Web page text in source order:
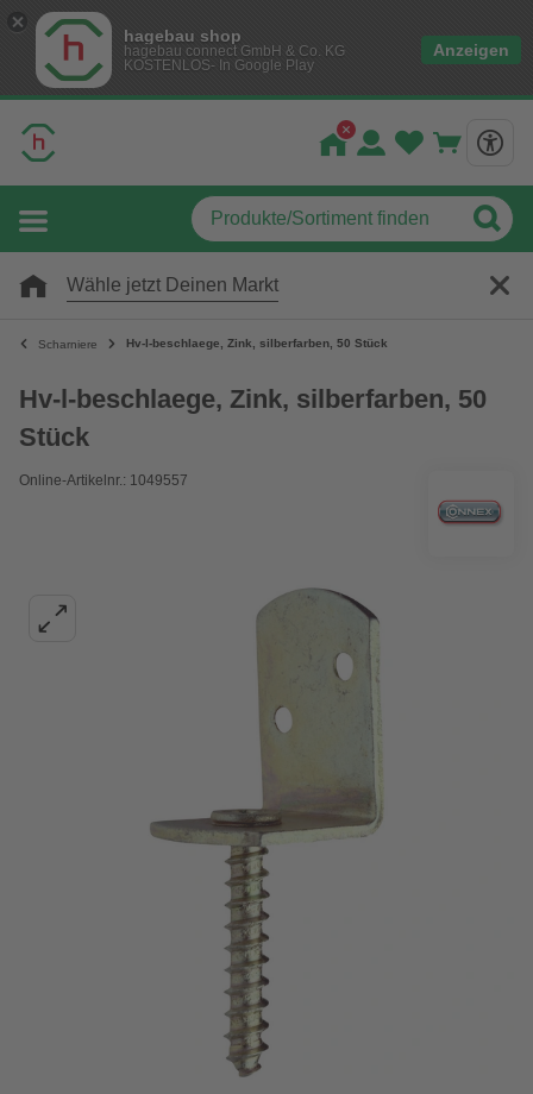
hagebau shop
hagebau connect GmbH & Co. KG
KOSTENLOS- In Google Play
Anzeigen
Wähle jetzt Deinen Markt
Scharniere Hv-l-beschlaege, Zink, silberfarben, 50 Stück
Hv-l-beschlaege, Zink, silberfarben, 50
Stück
Online-Artikelnr.: 1049557